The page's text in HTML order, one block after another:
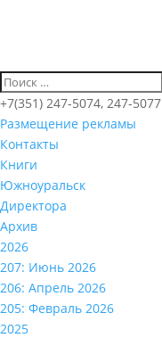
+7(351) 247-5074, 247-5077
Размещение рекламы
Контакты
Книги
Южноуральск
Директора
Архив
2026
207: Июнь 2026
206: Апрель 2026
205: Февраль 2026
2025